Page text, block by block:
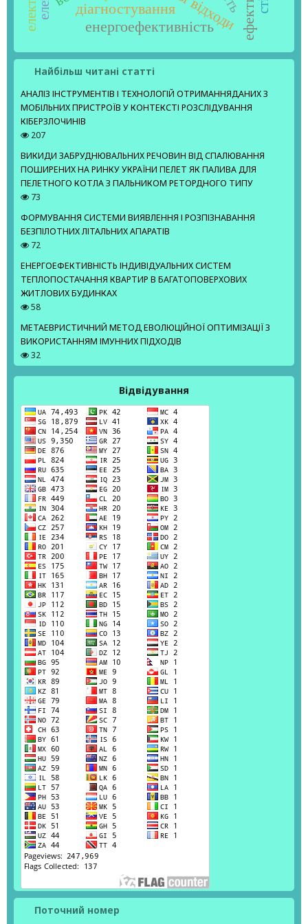
енергоефективність
діагностування
Найбільш читані статті
АНАЛІЗ ІНСТРУМЕНТІВ І ТЕХНОЛОГІЙ ОТРИМАННЯДАНИХ З
МОБІЛЬНИХ ПРИСТРОЇВ У КОНТЕКСТІ РОЗСЛІДУВАННЯ
КІБЕРЗЛОЧИНІВ
207
ВИКИДИ ЗАБРУДНЮВАЛЬНИХ РЕЧОВИН ВІД СПАЛЮВАННЯ
ПОШИРЕНИХ НА РИНКУ УКРАЇНИ ПЕЛЕТ ЯК ПАЛИВА ДЛЯ
ПЕЛЕТНОГО КОТЛА З ПАЛЬНИКОМ РЕТОРДНОГО ТИПУ
73
ФОРМУВАННЯ СИСТЕМИ ВИЯВЛЕННЯ І РОЗПІЗНАВАННЯ
БЕЗПІЛОТНИХ ЛІТАЛЬНИХ АПАРАТІВ
72
ЕНЕРГОЕФЕКТИВНІСТЬ ІНДИВІДУАЛЬНИХ СИСТЕМ
ТЕПЛОПОСТАЧАННЯ КВАРТИР В БАГАТОПОВЕРХОВИХ
ЖИТЛОВИХ БУДИНКАХ
58
МЕТАЕВРИСТИЧНИЙ МЕТОД ЕВОЛЮЦІЙНОЇ ОПТИМІЗАЦІЇ З
ВИКОРИСТАННЯМ ІМУННИХ ПІДХОДІВ
32
Відвідування
Поточний номер